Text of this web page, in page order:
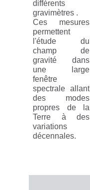
différents
gravimètres .
Ces mesures
permettent
l'étude du
champ de
gravité dans
une large
fenêtre
spectrale allant
des modes
propres de la
Terre à des
variations
décennales.